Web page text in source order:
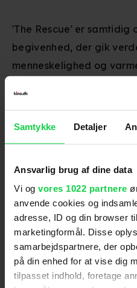
Samtykke Detaljer
Ansvarlig brug af dine data
Vi og vores 1022 partnere
anvende cookies og
adresse, ID og din browser
marketingformål. Disse
samarbejdspartnere, der
på din enhed for at vise dig
tilpasset indhold, foretage
Genre :Dokumentar
Instruktion:Jimmy Chin
'The Rescue' er samtidig
begivenhed, der gik
menneskelighed og
de fangede og
har taget favntag med
Bl.a. med vinderfilm som